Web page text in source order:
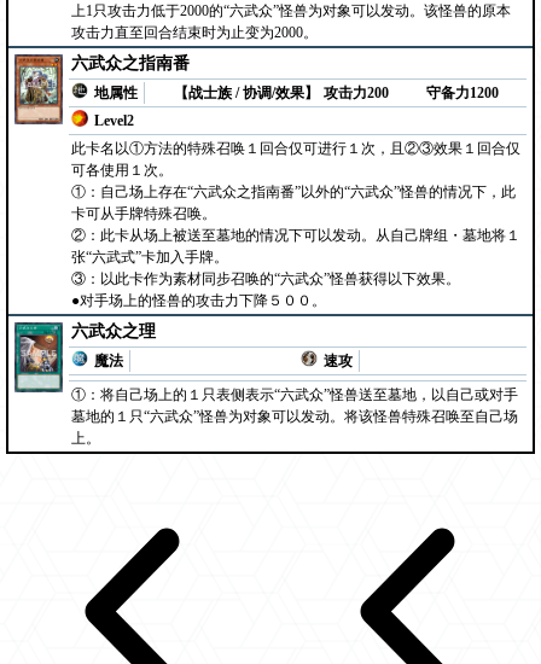
上1只攻击力低于2000的“六武众”怪兽为对象可以发动。该怪兽的原本
攻击力直至回合结束时为止变为2000。
六武众之指南番
地属性
【战士族 / 协调/效果】
Level2
攻击力200 守备力1200
此卡名以①方法的特殊召唤１回合仅可进行１次，且②③效果１回合仅
可各使用１次。
①：自己场上存在“六武众之指南番”以外的“六武众”怪兽的情况下，此
卡可从手牌特殊召唤。
②：此卡从场上被送至墓地的情况下可以发动。从自己牌组・墓地将１
张“六武式”卡加入手牌。
③：以此卡作为素材同步召唤的“六武众”怪兽获得以下效果。
●对手场上的怪兽的攻击力下降５００。
六武众之理
魔法
速攻
①：将自己场上的１只表侧表示“六武众”怪兽送至墓地，以自己或对手
墓地的１只“六武众”怪兽为对象可以发动。将该怪兽特殊召唤至自己场
上。